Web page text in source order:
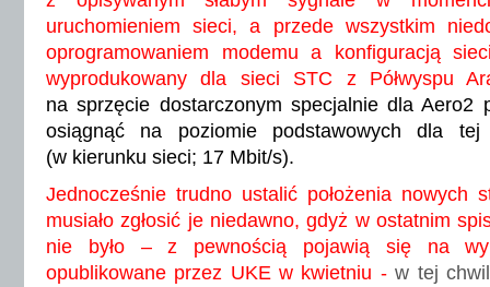
uruchomieniem sieci, a przede wszystkim
oprogramowaniem modemu a konfiguracją
wyprodukowany dla sieci STC z Półwyspu
na sprzęcie dostarczonym specjalnie dla Aero2
osiągnąć na poziomie podstawowych dla
(w kierunku sieci; 17 Mbit/s).
Jednocześnie trudno ustalić położenia nowych
musiało zgłosić je niedawno, gdyż w ostatnim
nie było – z pewnością pojawią się na
opublikowane przez UKE w kwietniu -w tej